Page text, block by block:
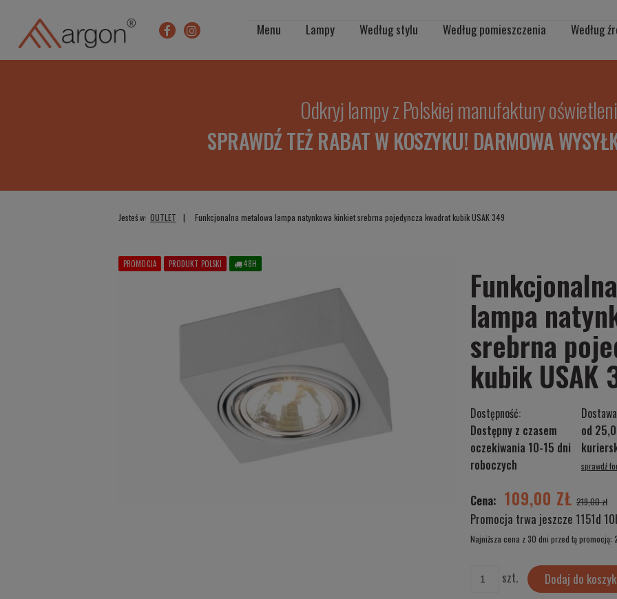
Menu Lampy Według stylu Według pomieszczenia Według
Odkryj lampy z Polskiej manufaktury
SPRAWDŹ TEŻ RABAT W KOSZYKU! DARMOWA
Jesteś w: OUTLET Funkcjonalna metalowa lampa natynkowa kinkiet srebrna pojedyncza kwadrat kubik USAK 349
PROMOCJA PRODUKT POLSKI 48H
lampa
srebrna
kubik USAK
Dostępność:
Dostępny z czasem
oczekiwania 10-15 dni
roboczych
od
płatności
sprawdź
Cena: 109,00 ZŁ 219,00 zł
Promocja trwa jeszcze 1151d
Najniższa cena z 30 dni przed tą promocją:
Jeżeli produkt jest sprzedawany krócej
wyświetlana jest najniższa cena od
produkt pojawił się w sprzedaży.
szt. Dodaj do